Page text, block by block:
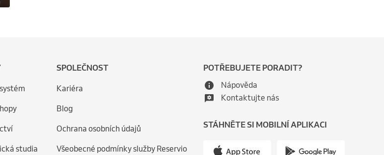
studia
SPOLEČNOST
Kariéra
Blog
Ochrana osobních údajů
Všeobecné podmínky služby Reservio
POTŘEBUJETE PORADIT?
Nápověda
Kontaktujte nás
STÁHNĚTE SI MOBILNÍ APLIKACI